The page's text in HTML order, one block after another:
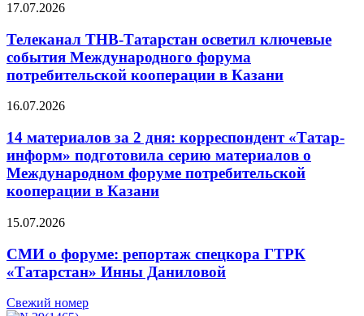
17.07.2026
Телеканал ТНВ-Татарстан осветил ключевые
события Международного форума
потребительской кооперации в Казани
16.07.2026
14 материалов за 2 дня: корреспондент «Татар-
информ» подготовила серию материалов о
Международном форуме потребительской
кооперации в Казани
15.07.2026
СМИ о форуме: репортаж спецкора ГТРК
«Татарстан» Инны Даниловой
Свежий номер